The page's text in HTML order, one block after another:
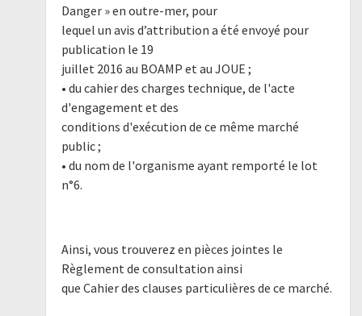
Danger » en outre-mer, pour
lequel un avis d’attribution a été envoyé pour
publication le 19
juillet 2016 au BOAMP et au JOUE ;
• du cahier des charges technique, de l'acte
d'engagement et des
conditions d'exécution de ce même marché
public ;
• du nom de l'organisme ayant remporté le lot
n°6.
Ainsi, vous trouverez en pièces jointes le
Règlement de consultation ainsi
que Cahier des clauses particulières de ce marché.